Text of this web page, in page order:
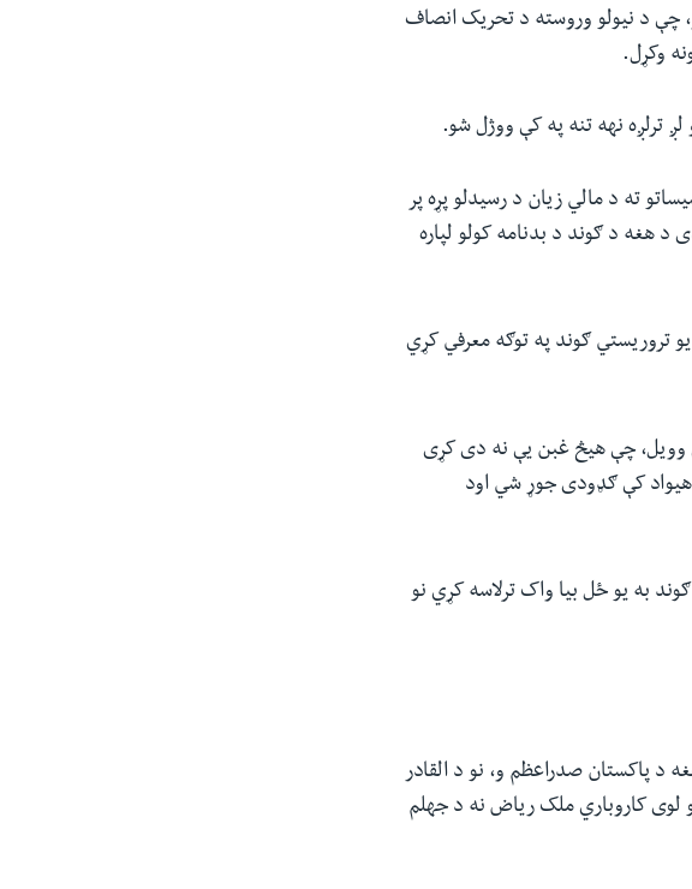
چې د نیولو وروسته د تحریک انصاف
وکړل.
لږ ترلږه نهه تنه په کې ووژل شو.
ته د مالي زیان د رسیدلو پړه پر
هغه د ګوند د بدنامه کولو لپاره
تروریستي ګوند په توګه معرفي کړي
په سپېس کې وویل، چې هیڅ غبن یې نه دی کړی
کې ګډودی جوړ شي اود
به یو ځل بیا واک ترلاسه کړي نو
د پاکستان صدراعظم و، نو د القادر
لوی کاروباري ملک ریاض نه د جهلم